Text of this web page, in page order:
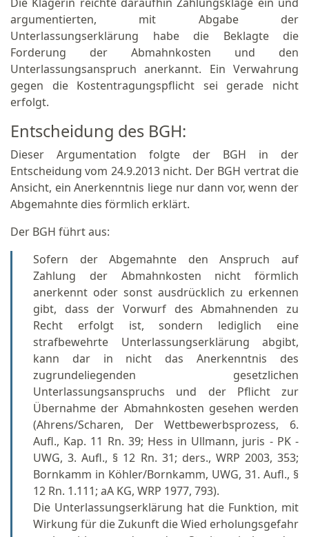
argumentierten, mit Abgabe der
Unterlassungserklärung habe die Beklagte die
Forderung der Abmahnkosten und den
Unterlassungsanspruch anerkannt. Ein Verwahrung
gegen die Kostentragungspflicht sei gerade nicht
erfolgt.
Entscheidung des BGH:
Dieser Argumentation folgte der BGH in der
Entscheidung vom 24.9.2013 nicht. Der BGH vertrat die
Ansicht, ein Anerkenntnis liege nur dann vor, wenn der
Abgemahnte dies förmlich erklärt.
Der BGH führt aus:
Sofern der Abgemahnte den Anspruch auf
Zahlung der Abmahnkosten nicht förmlich
anerkennt oder sonst ausdrücklich zu erkennen
gibt, dass der Vorwurf des Abmahnenden zu
Recht erfolgt ist, sondern lediglich eine
strafbewehrte Unterlassungserklärung abgibt,
kann dar in nicht das Anerkenntnis des
zugrundeliegenden gesetzlichen
Unterlassungsanspruchs und der Pflicht zur
Übernahme der Abmahnkosten gesehen werden
(Ahrens/Scharen, Der Wettbewerbsprozess, 6.
Aufl., Kap. 11 Rn. 39; Hess in Ullmann, juris - PK -
UWG, 3. Aufl., § 12 Rn. 31; ders., WRP 2003, 353;
Bornkamm in Köhler/Bornkamm, UWG, 31. Aufl., §
12 Rn. 1.111; aA KG, WRP 1977, 793).
Die Unterlassungserklärung hat die Funktion, mit
Wirkung für die Zukunft die Wied erholungsgefahr